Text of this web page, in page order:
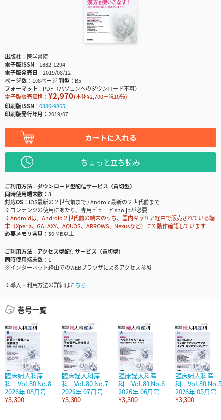
出版社
医学書院
電子版ISSN
1882-1294
電子版発売日
2019/08/12
ページ数
108ページ判型
B5
フォーマット
PDF（パソコンへのダウンロード不可）
電子版販売価格： ¥2,970(本体¥2,700＋税10％)
印刷版ISSN
0386-9865
印刷版発行年月
2019/07
カートに入れる
ちょっと立ち読み
ご利用方法
ダウンロード型配信サービス（買切型）
同時使用端末数
3
対応OS
iOS最新の２世代前まで / Android最新の２世代前まで
※コンテンツの使用にあたり、専用ビューアisho.jpが必要
※Androidは、Android２世代前の端末のうち、国内キャリア経由で販売されている端
末（Xperia、GALAXY、AQUOS、ARROWS、Nexusなど）にて動作確認しています
必要メモリ容量
30 MB以上
ご利用方法
アクセス型配信サービス（買切型）
同時使用端末数
1
※インターネット経由でのWEBブラウザによるアクセス参照
※導入・利用方法の詳細はこちら
巻号一覧
臨床婦人科産
科 Vol.80 No.8
2026年 08月号
¥3,300
臨床婦人科産
科 Vol.80 No.7
2026年 07月号
¥3,300
臨床婦人科産
科 Vol.80 No.6
2026年 06月号
¥3,300
臨床婦人科産
科 Vol.80 No.5
2026年 05月号
¥3,300